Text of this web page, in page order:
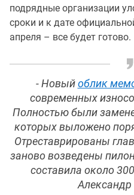
подрядные организации
сроки и к дате
апреля – все будет готово.
- Новый облик
современных
Полностью были
которых выложено
Отреставрированы
заново возведены
составила около
Александр